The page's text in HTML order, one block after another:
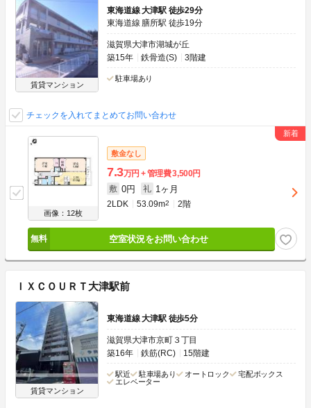
賃貸マンション
東海道線 大津駅 徒歩29分
東海道線 膳所駅 徒歩19分
滋賀県大津市湖城が丘
築15年
鉄骨造(S) 3階建
駐車場あり
チェックを入れてまとめてお問い合わせ
画像：12枚
敷金なし
7.3万円 管理費3,500円
敷 0円 礼 1ヶ月
2LDK 53.09m2 2階
空室状況をお問い合わせ
ＩＸＣＯＵＲＴ大津駅前
賃貸マンション
東海道線 大津駅 徒歩5分
滋賀県大津市京町３丁目
築16年
鉄筋(RC) 15階建
駅近 駐車場あり オートロック
宅配ボックス
エレベーター